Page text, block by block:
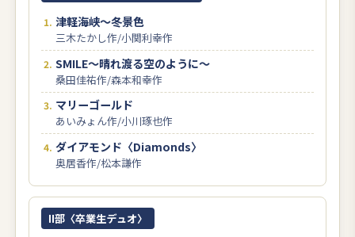
津軽海峡～冬景色
三木たかし作/小関利幸作
SMILE～晴れ渡る空のように～
桑田佳祐作/森本和幸作
マリーゴールド
あいみょん作/小川琢也作
ダイアモンド〈Diamonds〉
奥居香作/松本謙作
II部〈卒業生デュオ〉